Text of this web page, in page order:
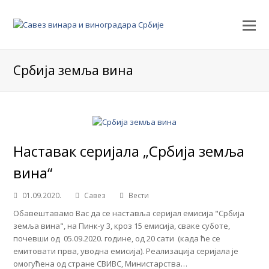
Србија земља вина
Наставак серијала „Србија земља
вина“
01.09.2020. Савез Вести
Обавештавамо Вас да се наставља серијал емисија "Србија
земља вина", на Пинк-у 3, кроз 15 емисија, сваке суботе,
почевши од 05.09.2020. године, од 20 сати (када ће се
емитовати прва, уводна емисија). Реализација серијала је
омогућена од стране СВИВС, Министарства…